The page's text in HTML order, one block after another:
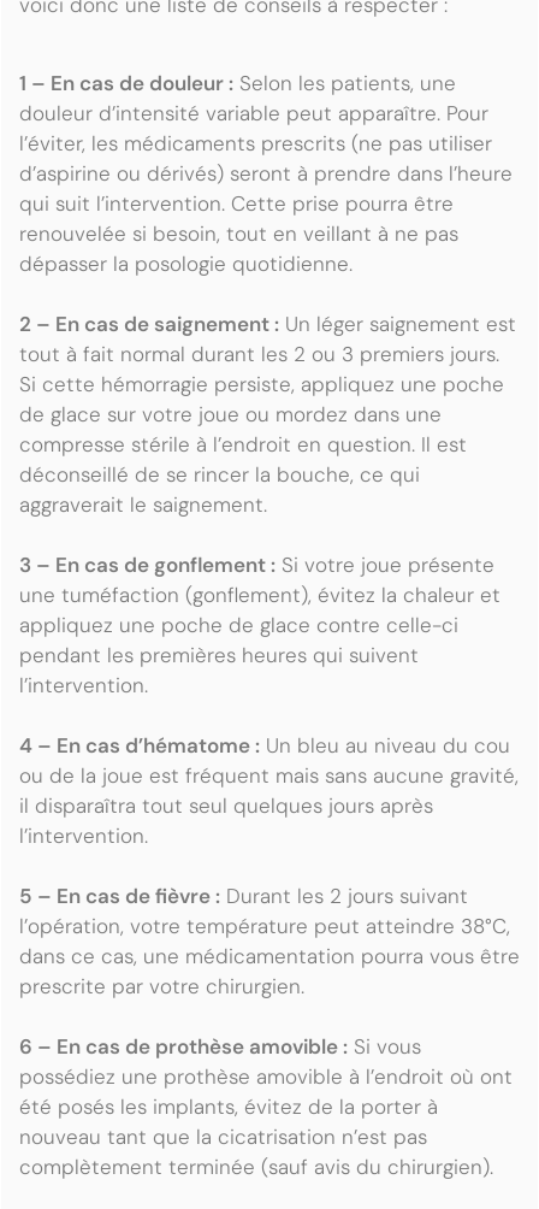
1 – En cas de douleur : Selon les patients, une
douleur d’intensité variable peut apparaître. Pour
l’éviter, les médicaments prescrits (ne pas utiliser
d’aspirine ou dérivés) seront à prendre dans l’heure
qui suit l’intervention. Cette prise pourra être
renouvelée si besoin, tout en veillant à ne pas
dépasser la posologie quotidienne.
2 – En cas de saignement : Un léger saignement est
tout à fait normal durant les 2 ou 3 premiers jours.
Si cette hémorragie persiste, appliquez une poche
de glace sur votre joue ou mordez dans une
compresse stérile à l’endroit en question. Il est
déconseillé de se rincer la bouche, ce qui
aggraverait le saignement.
3 – En cas de gonflement : Si votre joue présente
une tuméfaction (gonflement), évitez la chaleur et
appliquez une poche de glace contre celle-ci
pendant les premières heures qui suivent
l’intervention.
4 – En cas d’hématome : Un bleu au niveau du cou
ou de la joue est fréquent mais sans aucune gravité,
il disparaîtra tout seul quelques jours après
l’intervention.
5 – En cas de fièvre : Durant les 2 jours suivant
l’opération, votre température peut atteindre 38°C,
dans ce cas, une médicamentation pourra vous être
prescrite par votre chirurgien.
6 – En cas de prothèse amovible : Si vous
possédiez une prothèse amovible à l’endroit où ont
été posés les implants, évitez de la porter à
nouveau tant que la cicatrisation n’est pas
complètement terminée (sauf avis du chirurgien).